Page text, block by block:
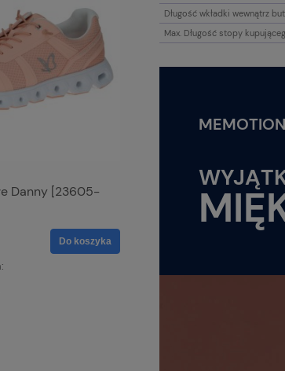
Danny [23605-
Do koszyka
Baleriny żółte Alisa
Długość wkładki wewnątrz
Max. Długość stopy